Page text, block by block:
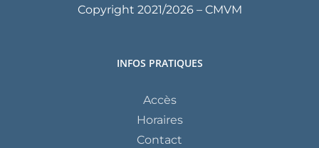
Copyright 2021/2026 – CMVM
INFOS PRATIQUES
Accès
Horaires
Contact